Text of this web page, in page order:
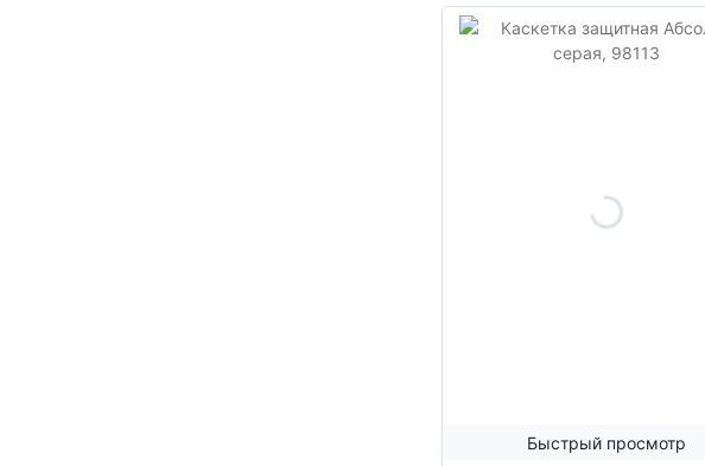
Быстрый просмотр